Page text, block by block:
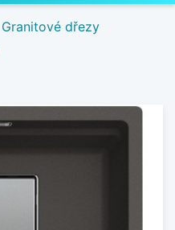
Granitové dřezy